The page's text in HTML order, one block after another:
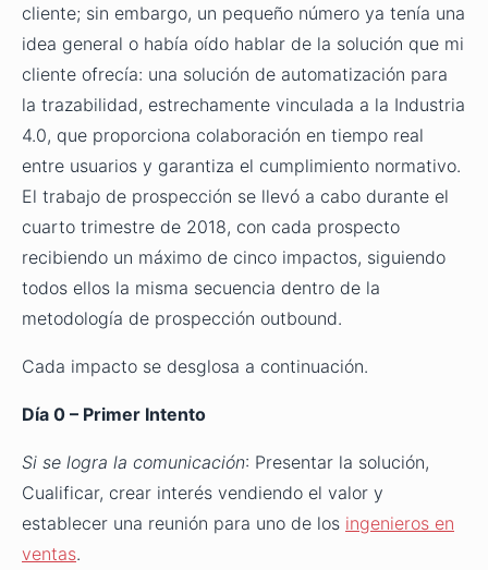
cliente; sin embargo, un pequeño número ya tenía una
idea general o había oído hablar de la solución que mi
cliente ofrecía: una solución de automatización para
la trazabilidad, estrechamente vinculada a la Industria
4.0, que proporciona colaboración en tiempo real
entre usuarios y garantiza el cumplimiento normativo.
El trabajo de prospección se llevó a cabo durante el
cuarto trimestre de 2018, con cada prospecto
recibiendo un máximo de cinco impactos, siguiendo
todos ellos la misma secuencia dentro de la
metodología de prospección outbound.
Cada impacto se desglosa a continuación.
Día 0 – Primer Intento
Si se logra la comunicación: Presentar la solución,
Cualificar, crear interés vendiendo el valor y
establecer una reunión para uno de los ingenieros en
ventas.